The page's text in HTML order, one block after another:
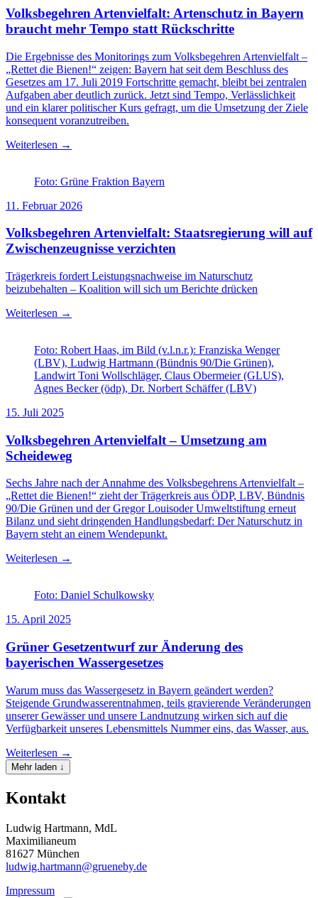
Volksbegehren Artenvielfalt: Artenschutz in Bayern
braucht mehr Tempo statt Rückschritte
Die Ergebnisse des Monitorings zum Volksbegehren Artenvielfalt –
„Rettet die Bienen!“ zeigen: Bayern hat seit dem Beschluss des
Gesetzes am 17. Juli 2019 Fortschritte gemacht, bleibt bei zentralen
Aufgaben aber deutlich zurück. Jetzt sind Tempo, Verlässlichkeit
und ein klarer politischer Kurs gefragt, um die Umsetzung der Ziele
konsequent voranzutreiben.
Weiterlesen →
Foto: Grüne Fraktion Bayern
11. Februar 2026
Volksbegehren Artenvielfalt: Staatsregierung will auf
Zwischenzeugnisse verzichten
Trägerkreis fordert Leistungsnachweise im Naturschutz
beizubehalten – Koalition will sich um Berichte drücken
Weiterlesen →
Foto: Robert Haas, im Bild (v.l.n.r.): Franziska Wenger
(LBV), Ludwig Hartmann (Bündnis 90/Die Grünen),
Landwirt Toni Wollschläger, Claus Obermeier (GLUS),
Agnes Becker (ödp), Dr. Norbert Schäffer (LBV)
15. Juli 2025
Volksbegehren Artenvielfalt – Umsetzung am
Scheideweg
Sechs Jahre nach der Annahme des Volksbegehrens Artenvielfalt –
„Rettet die Bienen!“ zieht der Trägerkreis aus ÖDP, LBV, Bündnis
90/Die Grünen und der Gregor Louisoder Umweltstiftung erneut
Bilanz und sieht dringenden Handlungsbedarf: Der Naturschutz in
Bayern steht an einem Wendepunkt.
Weiterlesen →
Foto: Daniel Schulkowsky
15. April 2025
Grüner Gesetzentwurf zur Änderung des
bayerischen Wassergesetzes
Warum muss das Wassergesetz in Bayern geändert werden?
Steigende Grundwasserentnahmen, teils gravierende Veränderungen
unserer Gewässer und unsere Landnutzung wirken sich auf die
Verfügbarkeit unseres Lebensmittels Nummer eins, das Wasser, aus.
Weiterlesen →
Mehr laden ↓
Kontakt
Ludwig Hartmann, MdL
Maximilianeum
81627 München
ludwig.hartmann@grueneby.de
Impressum